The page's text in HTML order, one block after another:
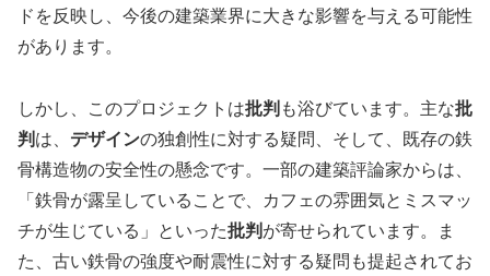
ドを反映し、今後の建築業界に大きな影響を与える可能性
があります。
しかし、このプロジェクトは批判 も浴びています。主な批
判 は、 デザインの独創性に対する疑問、そして、既存の鉄
骨構造物の安全性の懸念です。一部の建築評論家からは、
「鉄骨が露呈していることで、カフェの雰囲気とミスマッ
チが生じている」といった批判 が寄せられています。ま
た、古い鉄骨の強度や耐震性に対する疑問も提起されてお